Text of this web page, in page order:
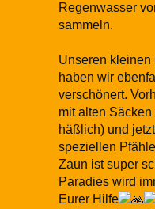
Regenwasser
sammeln.
Unseren kleinen
haben wir
verschönert.
mit alten
häßlich) und
speziellen
Zaun ist super
Paradies wird
Eurer Hilfe